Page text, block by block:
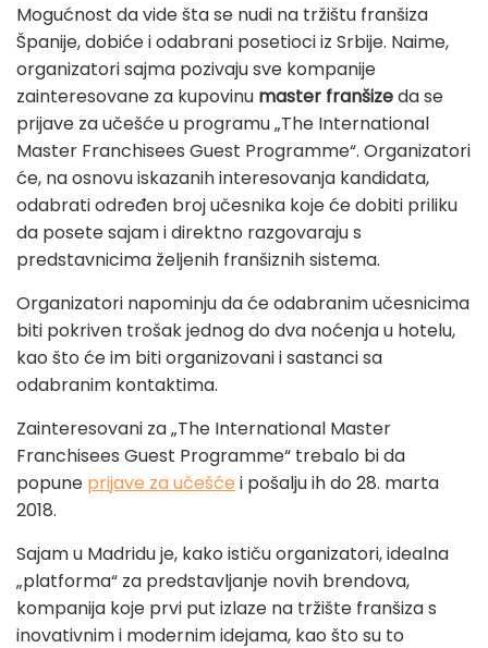
Mogućnost da vide šta se nudi na tržištu franšiza
Španije, dobiće i odabrani posetioci iz Srbije. Naime,
organizatori sajma pozivaju sve kompanije
zainteresovane za kupovinu master franšizeda se
prijave za učešće u programu „The International
Master Franchisees Guest Programme“. Organizatori
će, na osnovu iskazanih interesovanja kandidata,
odabrati određen broj učesnika koje će dobiti priliku
da posete sajam i direktno razgovaraju s
predstavnicima željenih franšiznih sistema.
Organizatori napominju da će odabranim učesnicima
biti pokriven trošak jednog do dva noćenja u hotelu,
kao što će im biti organizovani i sastanci sa
odabranim kontaktima.
Zainteresovani za „The International Master
Franchisees Guest Programme“ trebalo bi da
popune prijave za učešće i pošalju ih do 28. marta
2018.
Sajam u Madridu je, kako ističu organizatori, idealna
„platforma“ za predstavljanje novih brendova,
kompanija koje prvi put izlaze na tržište franšiza s
inovativnim i modernim idejama, kao što su to